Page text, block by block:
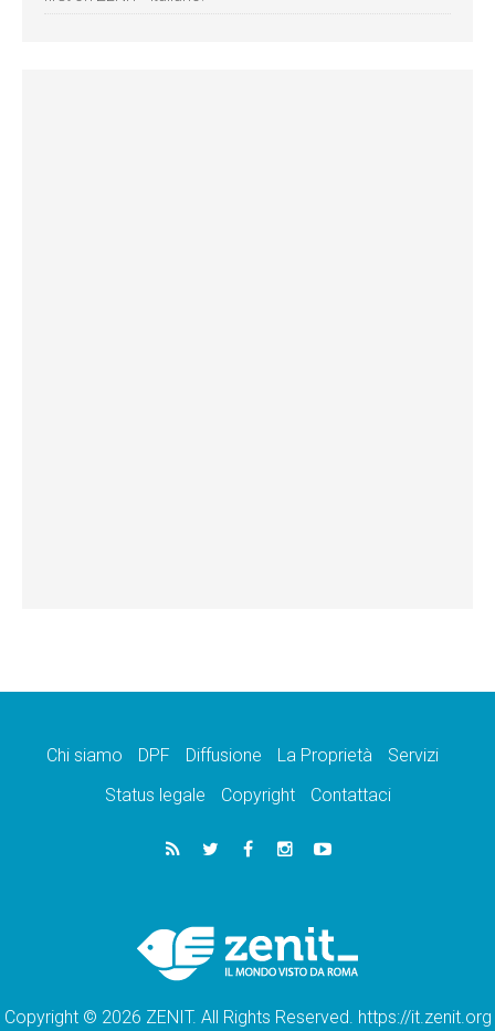
Chi siamo DPF Diffusione La Proprietà
Servizi
Status legale
Copyright Contattaci
Copyright © 2026 ZENIT. All Rights Reserved. https://it.zenit.org